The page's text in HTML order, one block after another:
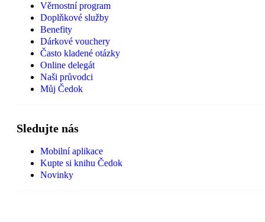
Věrnostní program
Doplňkové služby
Benefity
Dárkové vouchery
Často kladené otázky
Online delegát
Naši průvodci
Můj Čedok
Sledujte nás
Mobilní aplikace
Kupte si knihu Čedok
Novinky